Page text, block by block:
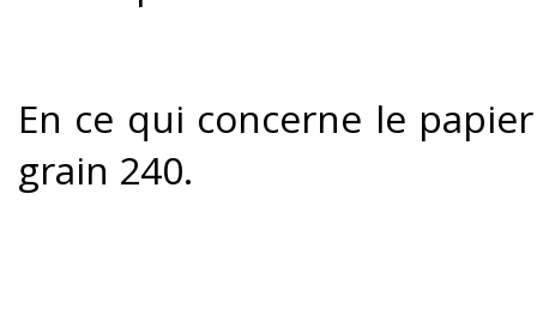
En ce qui concerne le
grain 240.